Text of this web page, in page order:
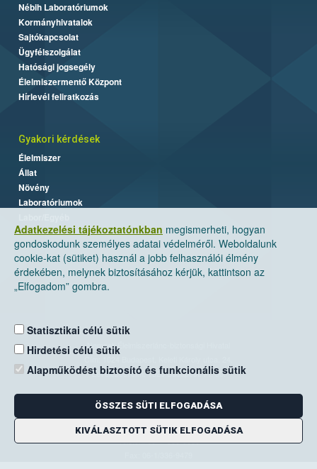
Adatkezelési tájékoztatónkban megismerheti, hogyan
gondoskodunk személyes adatai védelméről. Weboldalunk
cookie-kat (sütiket) használ a jobb felhasználói élmény
érdekében, melynek biztosításához kérjük, kattintson az
„Elfogadom” gombra.
Statisztikai célú sütik
Hirdetési célú sütik
Alapműködést biztosító és funkcionális sütik
ÖSSZES SÜTI ELFOGADÁSA
KIVÁLASZTOTT SÜTIK ELFOGADÁSA
Nébih Laboratóriumok
Kormányhivatalok
Sajtókapcsolat
Ügyfélszolgálat
Hatósági jogsegély
Élelmiszermentő Központ
Hírlevél feliratkozás
Gyakori kérdések
Élelmiszer
Állat
Növény
Laboratóriumok
Nemzeti Élelmiszerlánc-biztonsági Hivatal
Levelezési cím: 1525 Budapest. Pf. 30.
E-mail:ugyfelszolgalat@nebih.gov.hu
Zöld szám: 06-80/263-244
Telefon: 06-1/ 336-9000